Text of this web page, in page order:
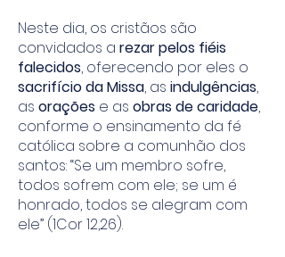
Neste dia, os cristãos são
convidados a rezar pelos fiéis
falecidos, oferecendo por eles o
sacrifício da Missa, as indulgências,
as orações e as obras de caridade,
conforme o ensinamento da fé
católica sobre a comunhão dos
santos: “Se um membro sofre,
todos sofrem com ele; se um é
honrado, todos se alegram com
ele” (1Cor 12,26).